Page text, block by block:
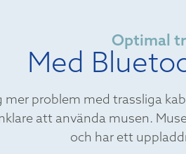
Optimal
Med
mer problem med trassliga
att använda musen.
och har ett